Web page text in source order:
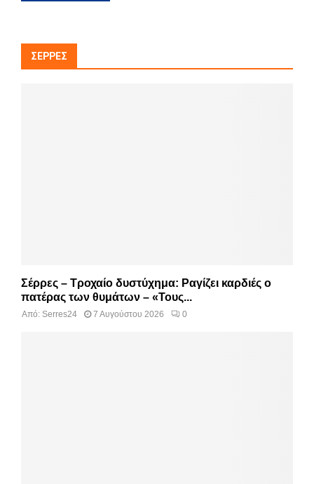
ΣΈΡΡΕΣ
Σέρρες – Τροχαίο δυστύχημα: Ραγίζει καρδιές ο
πατέρας των θυμάτων – «Τους...
Από: Serres24 7 Αυγούστου 2026 0